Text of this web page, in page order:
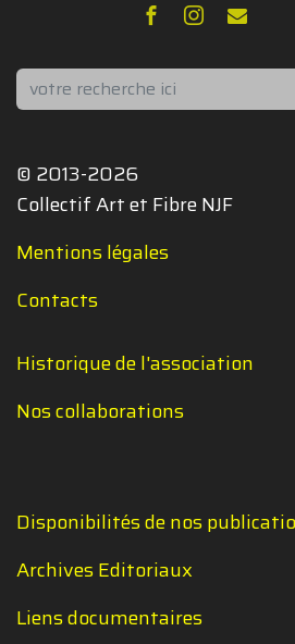
Rechercher
© 2013-2026
Collectif Art et Fibre NJF
Mentions légales
Contacts
Historique de l'association
Nos collaborations
Disponibilités de nos
Archives Editoriaux
Liens documentaires